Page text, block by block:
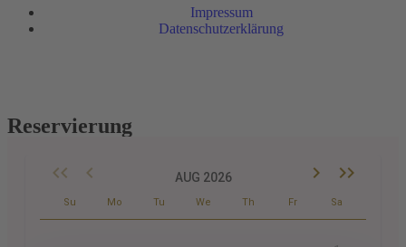
Impressum
Datenschutzerklärung
Reservierung